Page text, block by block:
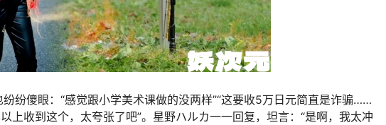
傻眼：“感觉跟小学美术课做的没两样”“这要收5万日元简直是诈骗……
上收到这个，太夸张了吧”。星野ハルカ一一回复，坦言：“是啊，我太冲